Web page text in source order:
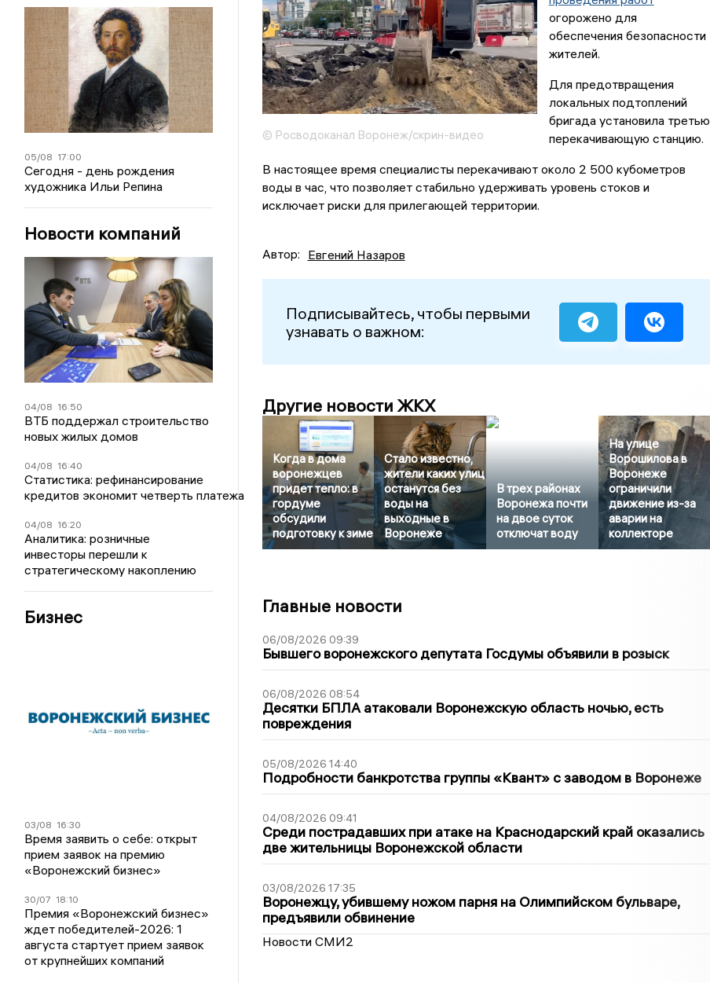
05/08 17:00
Сегодня - день рождения
художника Ильи Репина
Новости компаний
04/08 16:50
ВТБ поддержал строительство
новых жилых домов
04/08 16:40
Статистика: рефинансирование
кредитов экономит четверть платежа
04/08 16:20
Аналитика: розничные
инвесторы перешли к
стратегическому накоплению
Бизнес
03/08 16:30
Время заявить о себе: открыт
прием заявок на премию
«Воронежский бизнес»
30/07 18:10
Премия «Воронежский бизнес»
ждет победителей-2026: 1
августа стартует прием заявок
от крупнейших компаний
© Росводоканал Воронеж/скрин-видео
огорожено для
обеспечения безопасности
жителей.
Для предотвращения
локальных подтоплений
бригада установила третью
перекачивающую станцию.
В настоящее время специалисты перекачивают около 2 500 кубометров
воды в час, что позволяет стабильно удерживать уровень стоков и
исключает риски для прилегающей территории.
Автор: Евгений Назаров
Подписывайтесь, чтобы первыми
узнавать о важном:
Другие новости ЖКХ
Когда в дома
воронежцев
придет тепло: в
гордуме
обсудили
подготовку к зиме
Стало известно,
жители каких улиц
останутся без
воды на
выходные в
Воронеже
В трех районах
Воронежа почти
на двое суток
отключат воду
На улице
Ворошилова в
Воронеже
ограничили
движение из-за
аварии на
коллекторе
Главные новости
06/08/2026 09:39
Бывшего воронежского депутата Госдумы объявили в розыск
06/08/2026 08:54
Десятки БПЛА атаковали Воронежскую область ночью, есть
повреждения
05/08/2026 14:40
Подробности банкротства группы «Квант» с заводом в Воронеже
04/08/2026 09:41
Среди пострадавших при атаке на Краснодарский край оказались
две жительницы Воронежской области
03/08/2026 17:35
Воронежцу, убившему ножом парня на Олимпийском бульваре,
предъявили обвинение
Новости СМИ2